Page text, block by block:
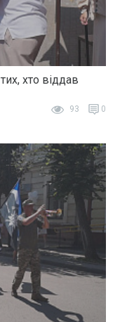
хто віддав
93 0